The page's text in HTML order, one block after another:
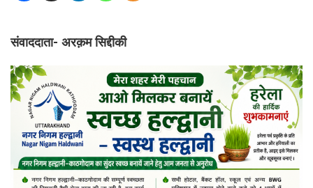
संवाददाता- अरक़म सिद्दीकी